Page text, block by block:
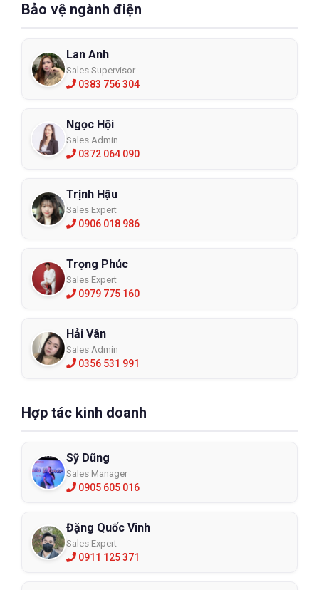
Bảo vệ ngành điện
Lan Anh
Sales Supervisor
0383 756 304
Ngọc Hội
Sales Admin
0372 064 090
Trịnh Hậu
Sales Expert
0906 018 986
Trọng Phúc
Sales Expert
0979 775 160
Hải Vân
Sales Admin
0356 531 991
Hợp tác kinh doanh
Sỹ Dũng
Sales Manager
0905 605 016
Đặng Quốc Vinh
Sales Expert
0911 125 371